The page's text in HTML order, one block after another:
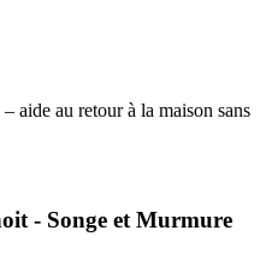
aide au retour à la maison sans
- Songe et Murmure